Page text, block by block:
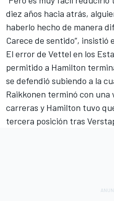
diez años hacia atrás,
haberlo hecho de manera
Carece de sentido”, insistió
El error de Vettel en los
permitido a Hamilton
se defendió subiendo a la
Raikkonen terminó con una
carreras y Hamilton tuvo
tercera posición tras